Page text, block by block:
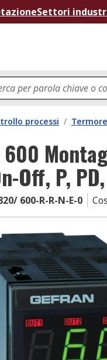
Settori
processi /
Off, P,
600-R-R-N-E-0